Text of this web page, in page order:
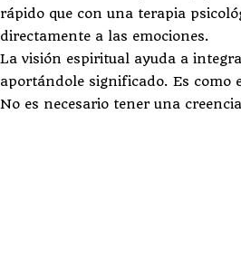
rápido que con una terapia
directamente a las emociones.
La visión espiritual ayuda a
aportándole significado. Es como
No es necesario tener una